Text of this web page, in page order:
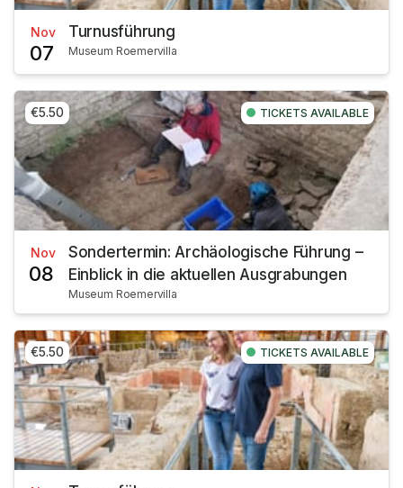
Nov
07
Turnusführung
Museum Roemervilla
€5.50 TICKETS AVAILABLE
Nov
08
Sondertermin: Archäologische Führung –
Einblick in die aktuellen Ausgrabungen
Museum Roemervilla
€5.50 TICKETS AVAILABLE